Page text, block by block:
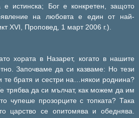
истинска; Бог е конкретен, защото
на любовта е един от най-
ХVІ, Проповед, 1 март 2006 г.).
хората в Назарет, когато в нашите
Започваме да си казваме: Но тези
братя и сестри на…някои роднина?
трябва да си мълчат, как можем да им
чупеше прозорците с топката? Така
царство се опитомява и обеднява.